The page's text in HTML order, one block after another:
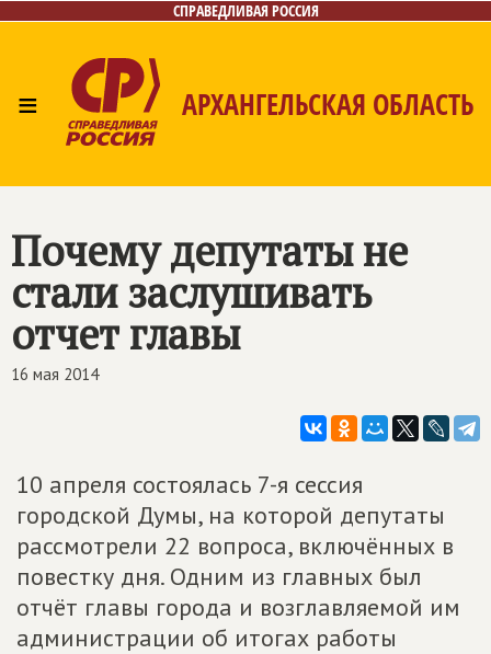
СПРАВЕДЛИВАЯ РОССИЯ
≡ АРХАНГЕЛЬСКАЯ ОБЛАСТЬ
Почему депутаты не
стали заслушивать
отчет главы
16 мая 2014
10 апреля состоялась 7-я сессия
городской Думы, на которой депутаты
рассмотрели 22 вопроса, включённых в
повестку дня. Одним из главных был
отчёт главы города и возглавляемой им
администрации об итогах работы